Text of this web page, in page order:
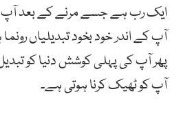
ایک رب ہے جسے مرنے کے بعد آپ
آپ کے اندر خود بخود تبدیلیاں رونما
پھر آپ کی پہلی کوشش دنیا کو
آپ کو ٹھیک کرنا ہوتی ہے۔